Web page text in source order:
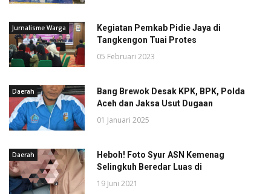
Jurnalisme Warga
Kegiatan Pemkab Pidie Jaya di
Tangkengon Tuai Protes
05 Februari 2023
Daerah
Bang Brewok Desak KPK, BPK, Polda
Aceh dan Jaksa Usut Dugaan
01 Januari 2025
Daerah
Heboh! Foto Syur ASN Kemenag
Selingkuh Beredar Luas di
19 Juni 2021